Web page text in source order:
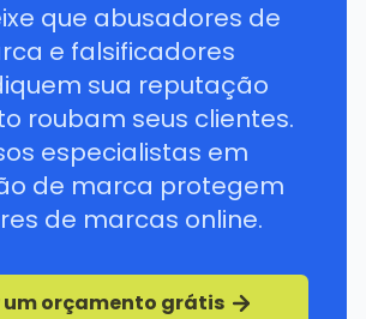
que abusadores de
e falsificadores
sua reputação
roubam seus clientes.
especialistas em
de marca protegem
de marcas online.
um orçamento grátis